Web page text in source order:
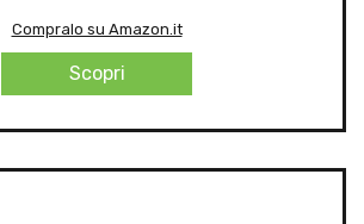
Compralo su Amazon.it
Scopri